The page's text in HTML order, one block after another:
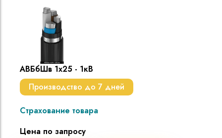
АВБбШв 1х25 - 1кВ
Производство до 7 дней
Страхование товара
Цена по запросу